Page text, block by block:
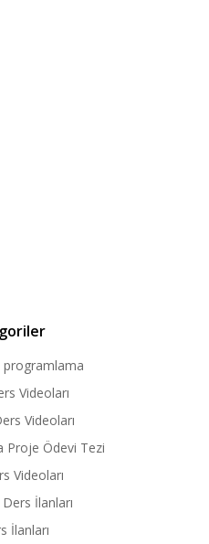
programlama
Videoları
Videoları
Proje Ödevi Tezi
Videoları
İlanları
İlanları